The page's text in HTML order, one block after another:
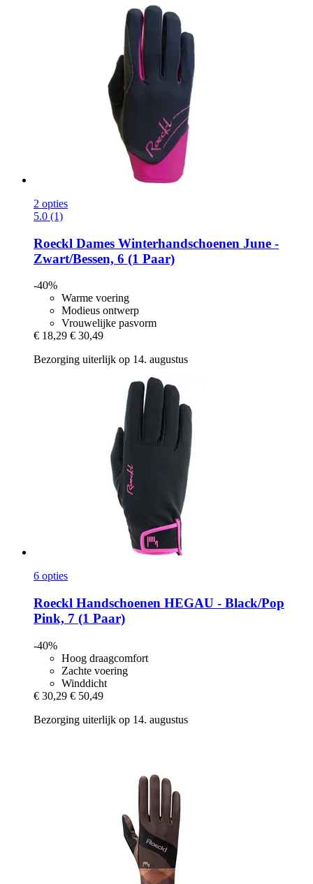
2 opties
5.0 (1)
Roeckl Dames Winterhandschoenen June -​
Zwart/Bessen, 6 (1 Paar)
-40%
Warme voering
Modieus ontwerp
Vrouwelijke pasvorm
€ 18,29 € 30,49
Bezorging uiterlijk op 14. augustus
6 opties
Roeckl Handschoenen HEGAU -​ Black/Pop
Pink, 7 (1 Paar)
-40%
Hoog draagcomfort
Zachte voering
Winddicht
€ 30,29 € 50,49
Bezorging uiterlijk op 14. augustus